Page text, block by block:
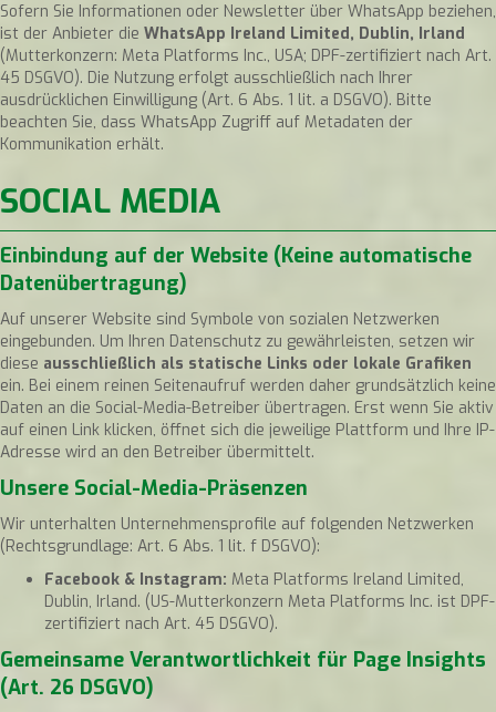
Sofern Sie Informationen oder Newsletter über WhatsApp beziehen,
ist der Anbieter die WhatsApp Ireland Limited, Dublin, Irland
(Mutterkonzern: Meta Platforms Inc., USA; DPF-zertifiziert nach Art.
45 DSGVO). Die Nutzung erfolgt ausschließlich nach Ihrer
ausdrücklichen Einwilligung (Art. 6 Abs. 1 lit. a DSGVO). Bitte
beachten Sie, dass WhatsApp Zugriff auf Metadaten der
Kommunikation erhält.
SOCIAL MEDIA
Einbindung auf der Website (Keine automatische
Datenübertragung)
Auf unserer Website sind Symbole von sozialen Netzwerken
eingebunden. Um Ihren Datenschutz zu gewährleisten, setzen wir
diese ausschließlich als statische Links oder lokale Grafiken
ein. Bei einem reinen Seitenaufruf werden daher grundsätzlich keine
Daten an die Social-Media-Betreiber übertragen. Erst wenn Sie aktiv
auf einen Link klicken, öffnet sich die jeweilige Plattform und Ihre IP-
Adresse wird an den Betreiber übermittelt.
Unsere Social-Media-Präsenzen
Wir unterhalten Unternehmensprofile auf folgenden Netzwerken
(Rechtsgrundlage: Art. 6 Abs. 1 lit. f DSGVO):
Facebook & Instagram: Meta Platforms Ireland Limited,
Dublin, Irland. (US-Mutterkonzern Meta Platforms Inc. ist DPF-
zertifiziert nach Art. 45 DSGVO).
Gemeinsame Verantwortlichkeit für Page Insights
(Art. 26 DSGVO)